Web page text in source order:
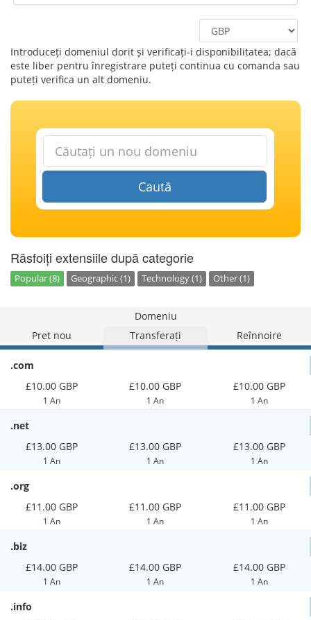
Introduceți domeniul dorit și verificați-i disponibilitatea; dacă
este liber pentru înregistrare puteți continua cu comanda sau
puteți verifica un alt domeniu.
Caută
Răsfoiți extensiile după categorie
Popular (8) Geographic (1) Technology (1) Other (1)
Domeniu
Pret nou
Transferați Reînnoire
.com
£10.00 GBP
1 An
£10.00 GBP
1 An
£10.00 GBP
1 An
.net
£13.00 GBP
1 An
£13.00 GBP
1 An
£13.00 GBP
1 An
.org
£11.00 GBP
1 An
£11.00 GBP
1 An
£11.00 GBP
1 An
.biz
£14.00 GBP
1 An
£14.00 GBP
1 An
£14.00 GBP
1 An
.info